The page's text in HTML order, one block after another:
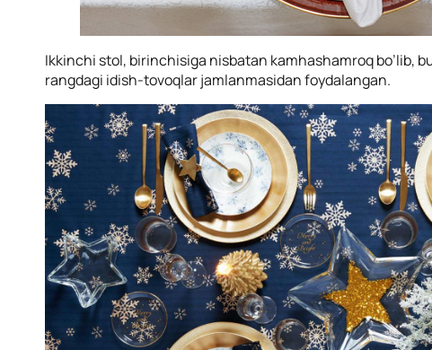
Ikkinchi stol, birinchisiga nisbatan kamhashamroq bo’lib,
rangdagi idish-tovoqlar jamlanmasidan foydalangan.